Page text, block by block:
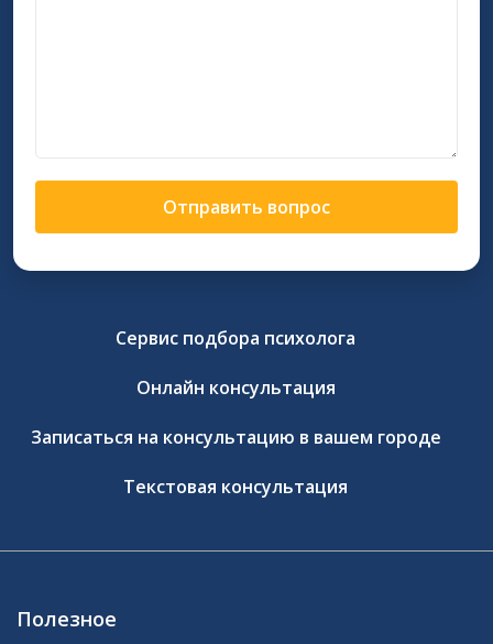
Отправить вопрос
Сервис подбора психолога
Онлайн консультация
Записаться на консультацию в вашем городе
Текстовая консультация
Полезное